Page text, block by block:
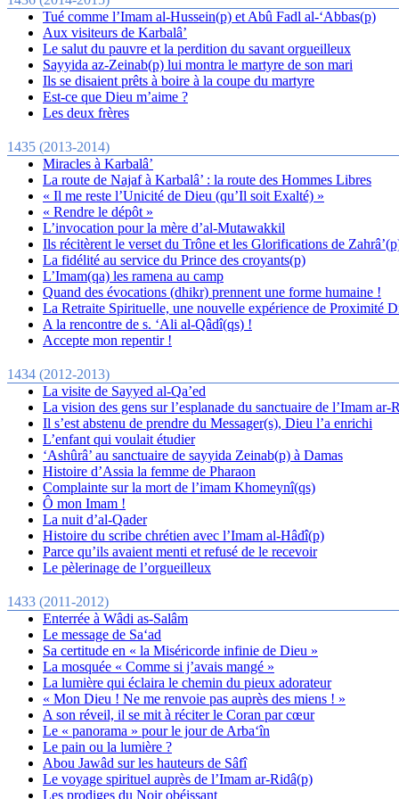
Tué comme l’Imam al-Hussein(p) et Abû Fadl al-‘Abbas(p)
Aux visiteurs de Karbalâ’
Le salut du pauvre et la perdition du savant orgueilleux
Sayyida az-Zeinab( p) lui montra le martyre de son mari
Ils se disaient prêts à boire à la coupe du martyre
Est-ce que Dieu m’aime ?
Les deux frères
1435 (2013-2014)
Miracles à Karbalâ’
La route de Najaf à Karbalâ’ : la route des Hommes Libres
« Il me reste l’Unicité de Dieu (qu’Il soit Exalté) »
« Rendre le dépôt »
L’invocation pour la mère d’al-Mutawakkil
Ils récitèrent le verset du Trône et les Glorifications de
La fidélité au service du Prince des croyants(p)
L’Imam(qa) les ramena au camp
Quand des évocations (dhikr) prennent une forme humaine !
La Retraite Spirituelle, une nouvelle expérience de Proximité
A la rencontre de s. ‘Ali al-Qâdî(qs) !
Accepte mon repentir !
1434 (2012-2013)
La visite de Sayyed al-Qa’ed
La vision des gens sur l’esplanade du sanctuaire de l’Imam ar-
Il s’est abstenu de prendre du Messager(s), Dieu l’a enrichi
L’enfant qui voulait étudier
‘Ashûrâ’ au sanctuaire de sayyida Zeinab(p) à Damas
Histoire d’Assia la femme de Pharaon
Complainte sur la mort de l’imam Khomeynî(qs)
Ô mon Imam !
La nuit d’al-Qader
Histoire du scribe chrétien avec l’Imam al-Hâdî(p)
Parce qu’ils avaient menti et refusé de le recevoir
Le pèlerinage de l’orgueilleux
1433 (2011-2012)
Enterrée à Wâdi as-Salâm
Le message de Sa‘ad
Sa certitude en « la Miséricorde infinie de Dieu »
La mosquée « Comme si j’avais mangé »
La lumière qui éclaira le chemin du pieux adorateur
« Mon Dieu ! Ne me renvoie pas auprès des miens ! »
A son réveil, il se mit à réciter le Coran par cœur
Le « panorama » pour le jour de Arba‘în
Le pain ou la lumière ?
Abou Jawâd sur les hauteurs de Sâfî
Le voyage spirituel auprès de l’Imam ar-Ridâ(p)
Les prodiges du Noir obéissant